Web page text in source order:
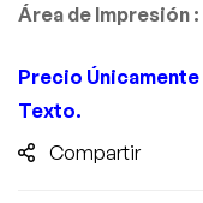
Área de Impresión :
Precio Únicamente
Texto.
Compartir